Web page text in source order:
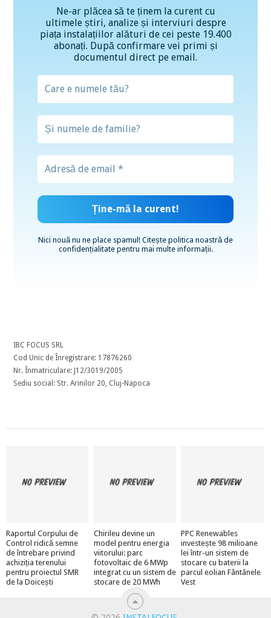
Ne-ar plăcea să te ținem la curent cu
ultimele știri, analize și interviuri despre
piața instalațiilor alături de cei peste 19.400
abonați. După confirmare vei primi și
documentul direct pe email.
Nici nouă nu ne place spamul! Citește politica noastră de
confidențialitatepentru mai multe informații.
IBC FOCUS SRL
Cod Unic de Înregistrare: 17876260
Nr. Înmatriculare: J12/3019/2005
Sediu social: Str. Arinilor 20, Cluj-Napoca
Raportul Corpului de
Control ridică semne
de întrebare privind
achiziția terenului
pentru proiectul SMR
de la Doicești
Chirileu devine un
model pentru energia
viitorului: parc
fotovoltaic de 6 MWp
integrat cu un sistem de
stocare de 20 MWh
PPC Renewables
investește 98 milioane
lei într-un sistem de
stocare cu baterii la
parcul eolian Fântânele
Vest